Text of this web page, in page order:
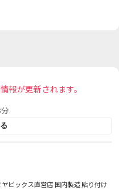
報が更新されます。
ヤビックス直営店 国内製造 貼り付け